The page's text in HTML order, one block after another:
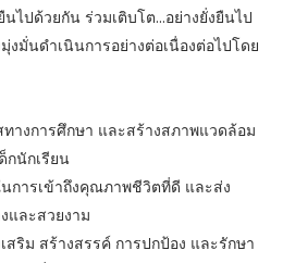
ไปด้วยกัน ร่วมเติบโต...อย่างยั่งยืนไป
งมั่นดำเนินการอย่างต่อเนื่องต่อไปโดย
างการศึกษา และสร้างสภาพแวดล้อม
กนักเรียน
การเข้าถึงคุณภาพชีวิตที่ดี และส่ง
และสวยงาม
ริม สร้างสรรค์ การปกป้อง และรักษา